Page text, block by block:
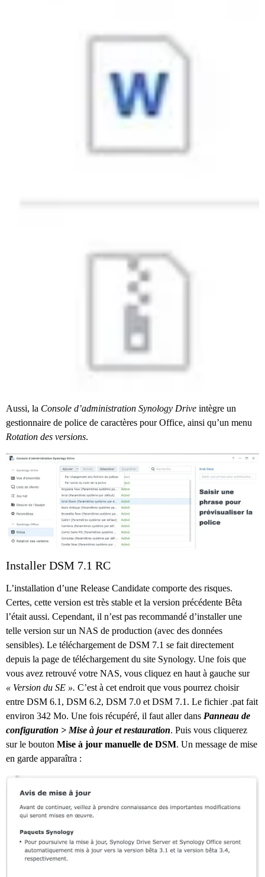
Aussi, la Console d’administration Synology Drive intègre un
gestionnaire de police de caractères pour Office, ainsi qu’un menu
Rotation des versions.
Installer DSM 7.1 RC
L’installation d’une Release Candidate comporte des risques.
Certes, cette version est très stable et la version précédente Bêta
l’était aussi. Cependant, il n’est pas recommandé d’installer une
telle version sur un NAS de production (avec des données
sensibles). Le téléchargement de DSM 7.1 se fait directement
depuis la page de téléchargement du site Synology. Une fois que
vous avez retrouvé votre NAS, vous cliquez en haut à gauche sur
« Version du SE ». C’est à cet endroit que vous pourrez choisir
entre DSM 6.1, DSM 6.2, DSM 7.0 et DSM 7.1. Le fichier .pat fait
environ 342 Mo. Une fois récupéré, il faut aller dans Panneau de
configuration > Mise à jour et restauration. Puis vous cliquerez
sur le bouton Mise à jour manuelle de DSM. Un message de mise
en garde apparaîtra :